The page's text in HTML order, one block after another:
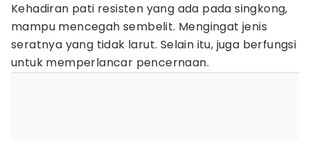
Kehadiran pati resisten yang ada pada singkong,
mampu mencegah sembelit. Mengingat jenis
seratnya yang tidak larut. Selain itu, juga berfungsi
untuk memperlancar pencernaan.